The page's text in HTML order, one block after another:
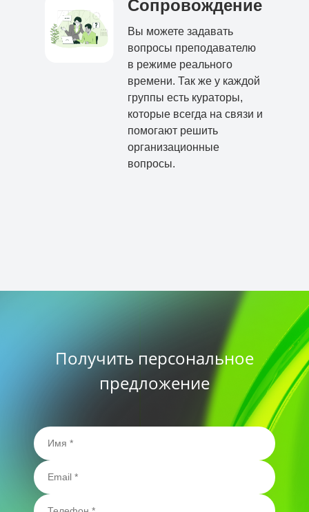
Сопровождение
Вы можете задавать
вопросы преподавателю
в режиме реального
времени. Так же у каждой
группы есть кураторы,
которые всегда на связи и
помогают решить
организационные
вопросы.
Получить персональное
предложение